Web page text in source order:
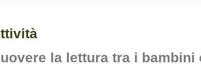
la lettura tra i bambini